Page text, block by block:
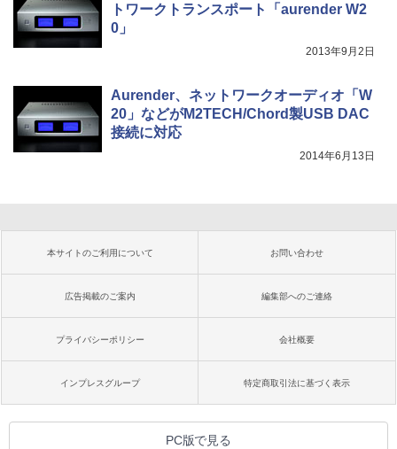
トワークトランスポート「aurender W2
0」
2013年9月2日
Aurender、ネットワークオーディオ「W
20」などがM2TECH/Chord製USB DAC
接続に対応
2014年6月13日
本サイトのご利用について お問い合わせ
広告掲載のご案内 編集部へのご連絡
プライバシーポリシー 会社概要
インプレスグループ 特定商取引法に基づく表示
PC版で見る